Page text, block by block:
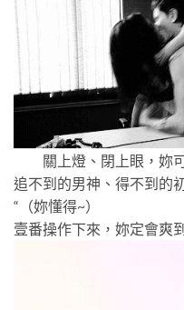
關上燈、閉上眼，妳可
追不到的男神、得不到的
“（妳懂得~）
壹番操作下來，妳定會爽